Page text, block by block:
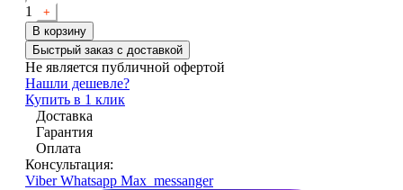
1
+
В корзину
Быстрый заказ с доставкой
Не является публичной офертой
Нашли дешевле?
Купить в 1 клик
Доставка
Гарантия
Оплата
Консультация:
Viber Whatsapp Max_messanger